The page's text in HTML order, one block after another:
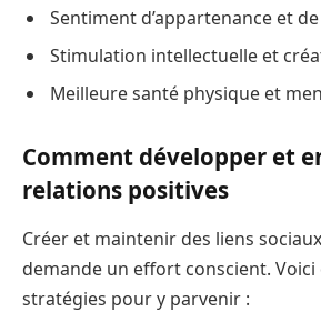
Sentiment d’appartenance et
Stimulation intellectuelle et
Meilleure santé physique et
Comment développer et
relations positives
Créer et maintenir des liens
demande un effort conscient. Voici
stratégies pour y parvenir :